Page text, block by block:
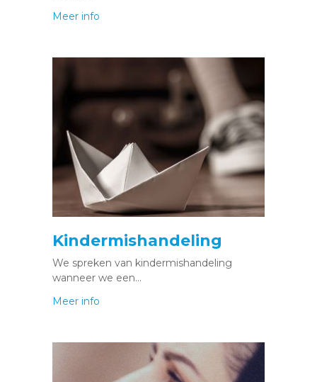
Meer info
Kindermishandeling
We spreken van kindermishandeling
wanneer we een…
Meer info